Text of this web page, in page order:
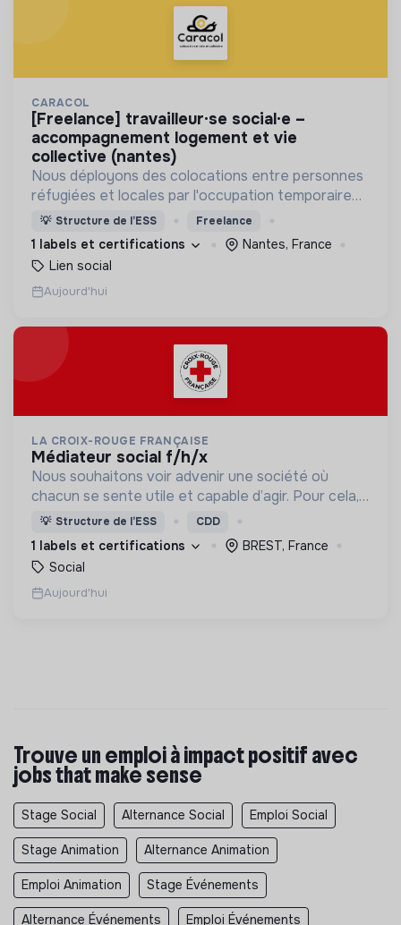
CARACOL
[freelance] travailleur·se social·e –
accompagnement logement et vie
collective (nantes)
Nous déployons des colocations entre personnes
réfugiées et locales par l'occupation temporaire
de lieux vides.
💡 Structure de l’ESS Freelance
1 labels et certifications
Nantes, France
Lien social
Aujourd'hui
LA CROIX-ROUGE FRANÇAISE
médiateur social f/h/x
Nous souhaitons voir advenir une société où
chacun se sente utile et capable d’agir. Pour cela,
nous proposons des moyens et des lieux
d’engagement innovants et adaptés à tous.
💡 Structure de l’ESS CDD
1 labels et certifications
BREST, France
Social
Aujourd'hui
Trouve un emploi à impact positif avec
jobs that make sense
Stage Social Alternance Social Emploi Social
Stage Animation Alternance Animation
Emploi Animation Stage Événements
Alternance Événements Emploi Événements